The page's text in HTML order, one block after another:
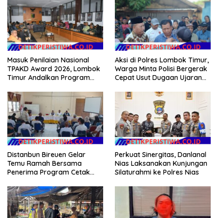
Masuk Penilaian Nasional
TPAKD Award 2026, Lombok
Timur Andalkan Program
Dongkrak Kesejahteraan
Warga
Aksi di Polres Lombok Timur,
Warga Minta Polisi Bergerak
Cepat Usut Dugaan Ujaran
Distanbun Bireuen Gelar
Temu Ramah Bersama
Penerima Program Cetak
Klarifikasi Isu Hoax
Perkuat Sinergitas, Danlanal
Nias Laksanakan Kunjungan
Silaturahmi ke Polres Nias